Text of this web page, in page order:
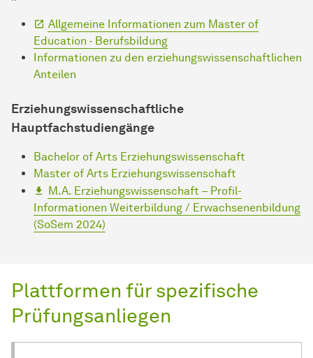
Allgemeine Informationen zum Master of
Education - Berufsbildung
Informationen zu den erziehungswissenschaftlichen
Anteilen
Erziehungswissenschaftliche
Hauptfachstudiengänge
Bachelor of Arts Erziehungswissenschaft
Master of Arts Erziehungswissenschaft
M.A. Erziehungswissenschaft – Profil-
Informationen Weiterbildung / Erwachsenenbildung
(SoSem 2024)
Plattformen für spezifische
Prüfungsanliegen